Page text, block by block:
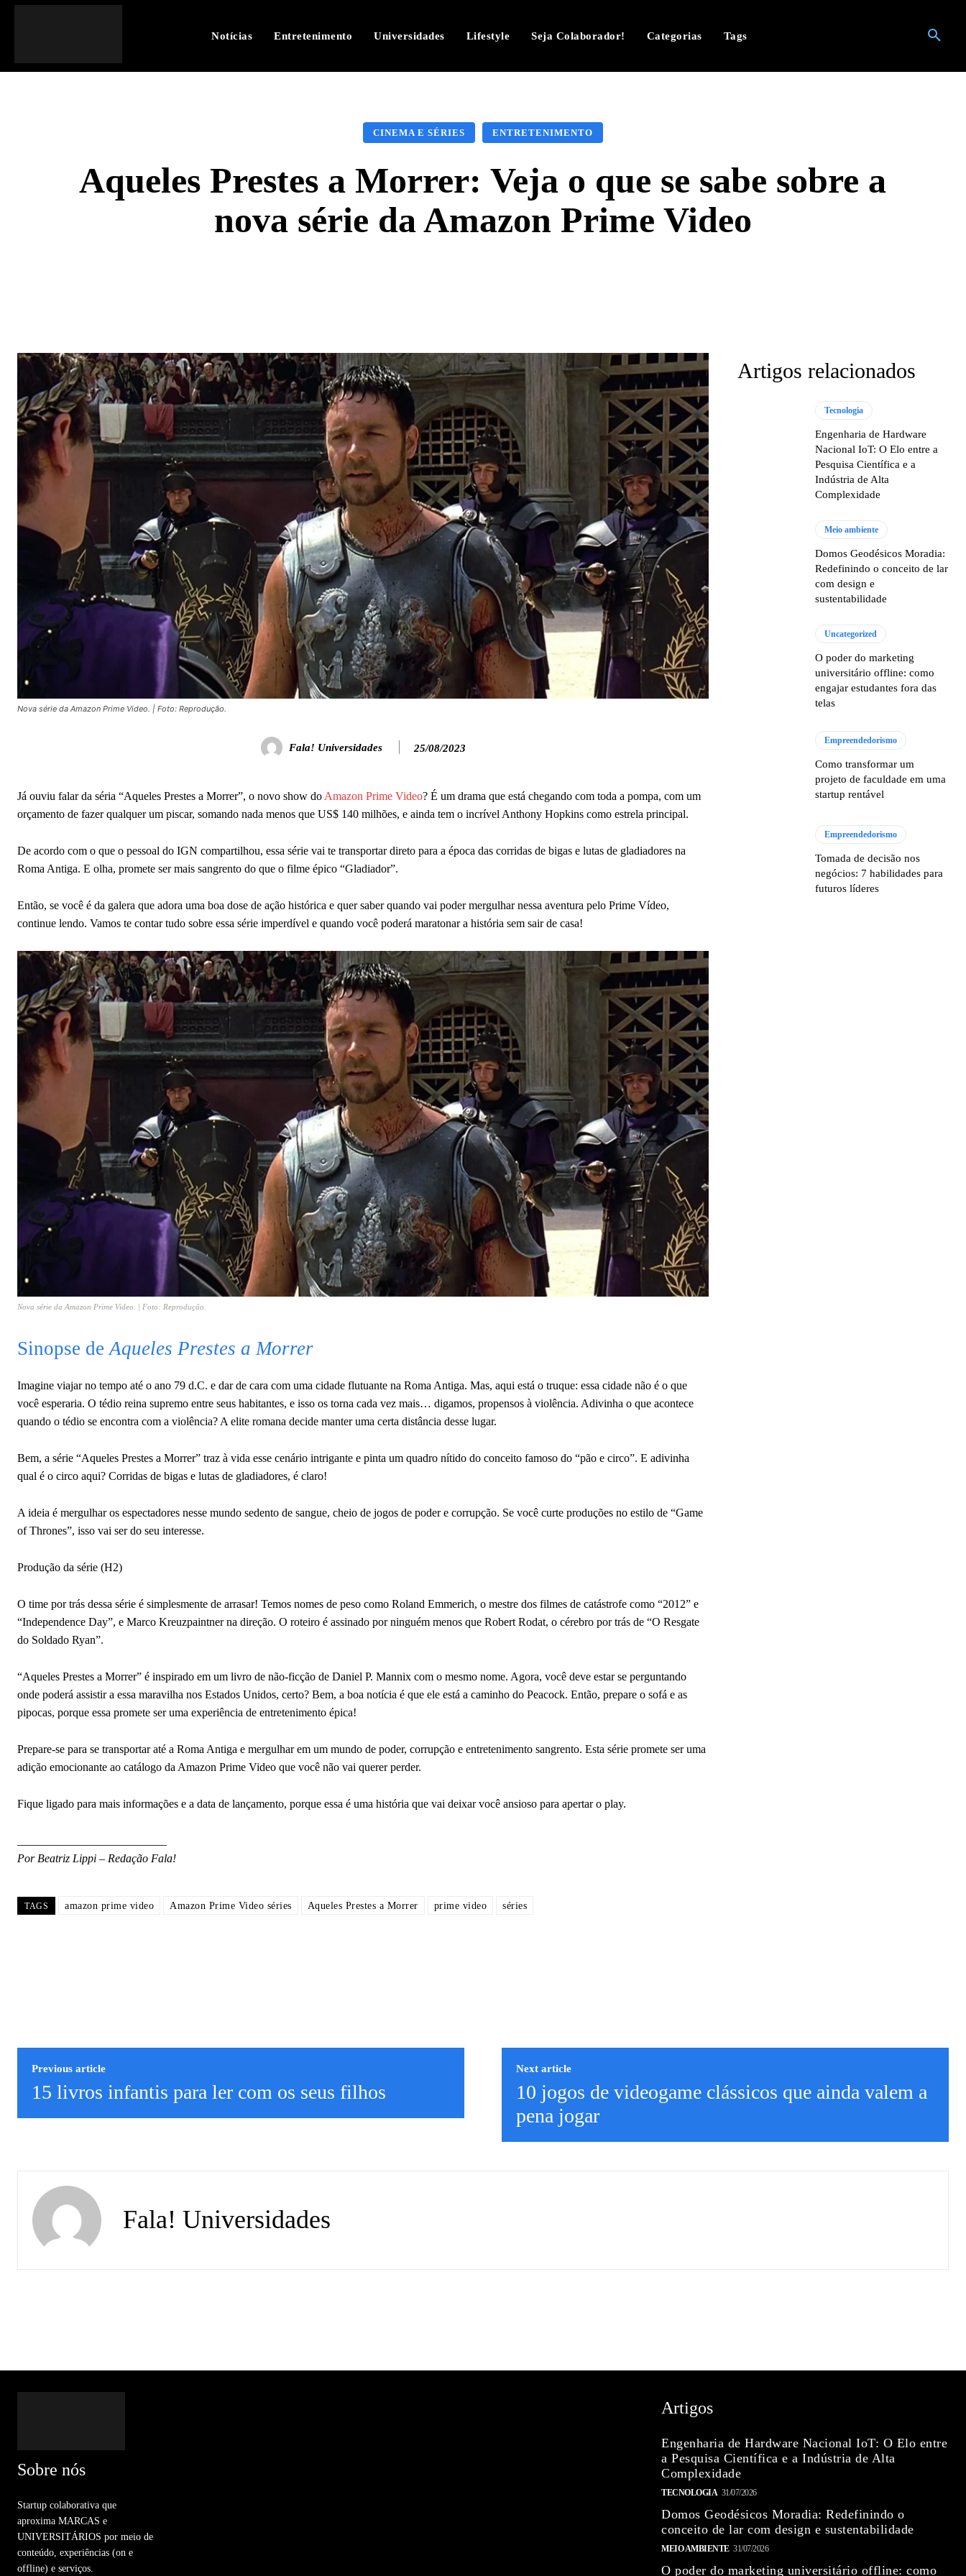
Notícias Entretenimento Universidades Lifestyle Seja Colaborador! Categorias Tags
CINEMA E SÉRIES ENTRETENIMENTO
Aqueles Prestes a Morrer: Veja o que se sabe sobre a
nova série da Amazon Prime Video
Nova série da Amazon Prime Video. | Foto: Reprodução.
Fala! Universidades 25/08/2023
Já ouviu falar da séria “Aqueles Prestes a Morrer”, o novo show do Amazon Prime Video? É um drama que está chegando com toda a pompa, com um
orçamento de fazer qualquer um piscar, somando nada menos que US$ 140 milhões, e ainda tem o incrível Anthony Hopkins como estrela principal.
De acordo com o que o pessoal do IGN compartilhou, essa série vai te transportar direto para a época das corridas de bigas e lutas de gladiadores na
Roma Antiga. E olha, promete ser mais sangrento do que o filme épico “Gladiador”.
Então, se você é da galera que adora uma boa dose de ação histórica e quer saber quando vai poder mergulhar nessa aventura pelo Prime Vídeo,
continue lendo. Vamos te contar tudo sobre essa série imperdível e quando você poderá maratonar a história sem sair de casa!
Nova série da Amazon Prime Video. | Foto: Reprodução.
Sinopse de Aqueles Prestes a Morrer
Imagine viajar no tempo até o ano 79 d.C. e dar de cara com uma cidade flutuante na Roma Antiga. Mas, aqui está o truque: essa cidade não é o que
você esperaria. O tédio reina supremo entre seus habitantes, e isso os torna cada vez mais… digamos, propensos à violência. Adivinha o que acontece
quando o tédio se encontra com a violência? A elite romana decide manter uma certa distância desse lugar.
Bem, a série “Aqueles Prestes a Morrer” traz à vida esse cenário intrigante e pinta um quadro nítido do conceito famoso do “pão e circo”. E adivinha
qual é o circo aqui? Corridas de bigas e lutas de gladiadores, é claro!
A ideia é mergulhar os espectadores nesse mundo sedento de sangue, cheio de jogos de poder e corrupção. Se você curte produções no estilo de “Game
of Thrones”, isso vai ser do seu interesse.
Produção da série (H2)
O time por trás dessa série é simplesmente de arrasar! Temos nomes de peso como Roland Emmerich, o mestre dos filmes de catástrofe como “2012” e
“Independence Day”, e Marco Kreuzpaintner na direção. O roteiro é assinado por ninguém menos que Robert Rodat, o cérebro por trás de “O Resgate
do Soldado Ryan”.
“Aqueles Prestes a Morrer” é inspirado em um livro de não-ficção de Daniel P. Mannix com o mesmo nome. Agora, você deve estar se perguntando
onde poderá assistir a essa maravilha nos Estados Unidos, certo? Bem, a boa notícia é que ele está a caminho do Peacock. Então, prepare o sofá e as
pipocas, porque essa promete ser uma experiência de entretenimento épica!
Prepare-se para se transportar até a Roma Antiga e mergulhar em um mundo de poder, corrupção e entretenimento sangrento. Esta série promete ser uma
adição emocionante ao catálogo da Amazon Prime Video que você não vai querer perder.
Fique ligado para mais informações e a data de lançamento, porque essa é uma história que vai deixar você ansioso para apertar o play.
Por Beatriz Lippi – Redação Fala!
TAGS amazon prime video Amazon Prime Video séries Aqueles Prestes a Morrer prime video séries
Artigos relacionados
Tecnologia
Engenharia de Hardware
Nacional IoT: O Elo entre a
Pesquisa Científica e a
Indústria de Alta
Complexidade
Meio ambiente
Domos Geodésicos Moradia:
Redefinindo o conceito de lar
com design e
sustentabilidade
Uncategorized
O poder do marketing
universitário offline: como
engajar estudantes fora das
telas
Empreendedorismo
Como transformar um
projeto de faculdade em uma
startup rentável
Empreendedorismo
Tomada de decisão nos
negócios: 7 habilidades para
futuros líderes
Previous article
15 livros infantis para ler com os seus filhos
Next article
10 jogos de videogame clássicos que ainda valem a
pena jogar
Fala! Universidades
Sobre nós
Startup colaborativa que
aproxima MARCAS e
UNIVERSITÁRIOS por meio de
conteúdo, experiências (on e
offline) e serviços.
Artigos
Engenharia de Hardware Nacional IoT: O Elo entre
a Pesquisa Científica e a Indústria de Alta
Complexidade
TECNOLOGIA 31/07/2026
Domos Geodésicos Moradia: Redefinindo o
conceito de lar com design e sustentabilidade
MEIO AMBIENTE 31/07/2026
O poder do marketing universitário offline: como